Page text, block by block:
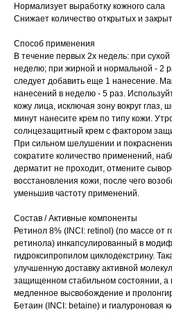
Нормализует выработку кожного сала
Снижает количество открытых и
Способ применения
В течение первых 2х недель: при
неделю; при жирной и нормальной - 2
следует добавить еще 1 нанесение.
нанесений в неделю - 5 раз.
кожу лица, исключая зону вокруг глаз,
минут нанесите крем по типу кожи.
солнцезащитный крем с фактором
При сильном шелушении и
сократите количество применений,
дерматит не проходит, отмените
восстановления кожи, после чего
уменьшив частоту применений.
Состав / Активные компоненты
Ретинол 8% (INCI: retinol) (по массе от
ретинола) инкапсулированный в
гидроксипропилом циклодекстрину.
улучшенную доставку активной
защищенном стабильном состоянии, а
медленное высвобождение и
Бетаин (INCI: betaine) и гиалуроновая